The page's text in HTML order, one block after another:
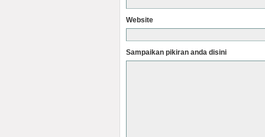
Website
Sampaikan pikiran anda disini